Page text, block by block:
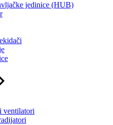
jedinice (HUB)
ventilatori